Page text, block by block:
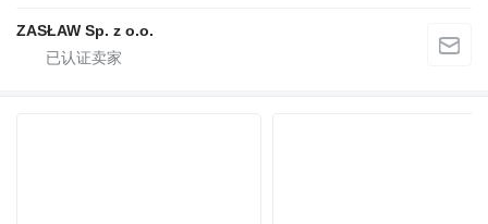
ZASŁAW Sp. z o.o.